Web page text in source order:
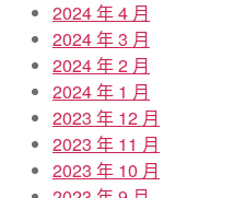
2024 年 4 月
2024 年 3 月
2024 年 2 月
2024 年 1 月
2023 年 12 月
2023 年 11 月
2023 年 10 月